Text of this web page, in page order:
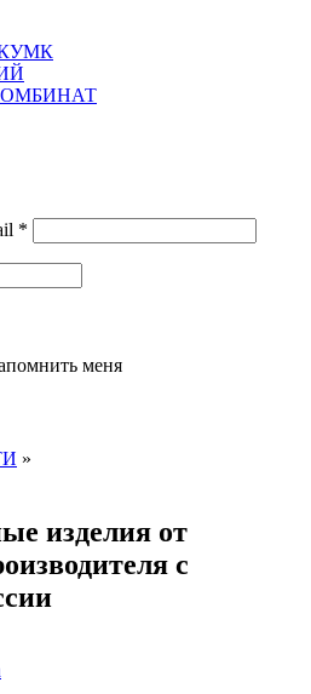
*
меня
»
изделия от
с